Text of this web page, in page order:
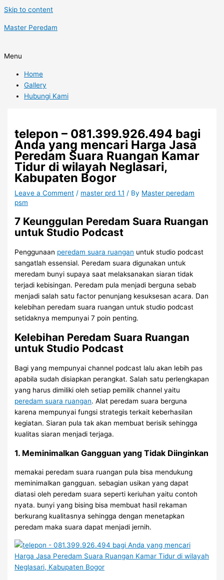
Skip to content
Master Peredam
Menu
Home
Gallery
Hubungi Kami
telepon – 081.399.926.494 bagi
Anda yang mencari Harga Jasa
Peredam Suara Ruangan Kamar
Tidur di wilayah Neglasari,
Kabupaten Bogor
Leave a Comment / master prd 1.1 / By Master peredam
psm
7 Keunggulan Peredam Suara Ruangan
untuk Studio Podcast
Penggunaan peredam suara ruangan untuk studio podcast
sangatlah essensial. Peredam suara digunakan untuk
meredam bunyi supaya saat melaksanakan siaran tidak
terjadi kebisingan. Peredam pula menjadi berguna sebab
menjadi salah satu factor penunjang kesuksesan acara. Dan
kelebihan peredam suara ruangan untuk studio podcast
setidaknya mempunyai 7 poin penting.
Kelebihan Peredam Suara Ruangan
untuk Studio Podcast
Bagi yang mempunyai channel podcast lalu akan lebih pas
apabila sudah disiapkan perangkat. Salah satu perlengkapan
yang harus dimiliki oleh setiap pemilik channel yaitu
peredam suara ruangan. Alat peredam suara berguna
karena mempunyai fungsi strategis terkait keberhasilan
kegiatan. Siaran pula tak akan membuat berisik sehingga
kualitas siaran menjadi terjaga.
1. Meminimalkan Gangguan yang Tidak Diinginkan
memakai peredam suara ruangan pula bisa mendukung
meminimalkan gangguan. sebagian usikan yang dapat
diatasi oleh peredam suara seperti keriuhan yaitu contoh
nyata. bunyi yang bising bisa membuat hasil rekaman
berkurang kualitasnya sehingga dengan menetapkan
peredam maka suara dapat menjadi jernih.